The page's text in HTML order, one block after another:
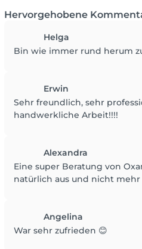
Hervorgehobene
Helga
Bin wie immer rund herum
Erwin
Sehr freundlich, sehr
handwerkliche Arbeit!!!!
Alexandra
Eine super Beratung von
natürlich aus und nicht mehr
Angelina
War sehr zufrieden 😊